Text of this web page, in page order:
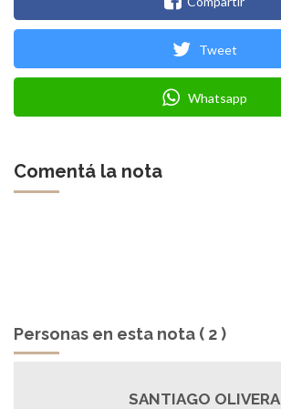
Tweet
Whatsapp
Comentá la nota
Personas en esta nota ( 2 )
SANTIAGO OLIVERA